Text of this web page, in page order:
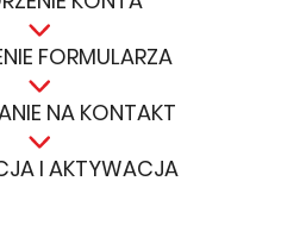
FORMULARZA
NA KONTAKT
I AKTYWACJA